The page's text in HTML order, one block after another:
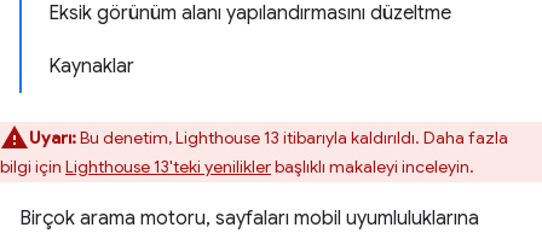
Eksik görünüm alanı yapılandırmasını düzeltme
Kaynaklar
Uyarı:Bu denetim, Lighthouse 13 itibarıyla kaldırıldı. Daha fazla
bilgi için Lighthouse 13'teki yeniliklerbaşlıklı makaleyi inceleyin.
Birçok arama motoru, sayfaları mobil uyumluluklarına